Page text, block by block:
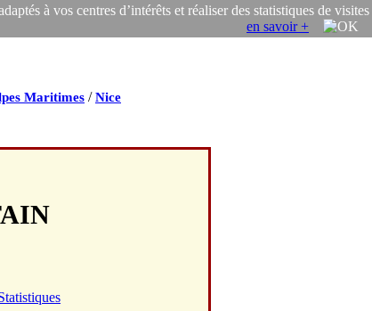
à vos centres d’intérêts et réaliser des statistiques de visites
en savoir +
Maritimes /Nice